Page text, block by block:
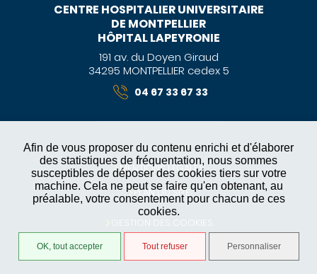
Afin de vous proposer du contenu enrichi et d'élaborer
des statistiques de fréquentation, nous sommes
susceptibles de déposer des cookies tiers sur votre
machine. Cela ne peut se faire qu'en obtenant, au
préalable, votre consentement pour chacun de ces
cookies.
OK, tout accepter Tout refuser Personnaliser
CENTRE HOSPITALIER UNIVERSITAIRE
DE MONTPELLIER
HÔPITAL LAPEYRONIE
191 av. du Doyen Giraud
34295 MONTPELLIER cedex 5
04 67 33 67 33
MENTIONS LÉGALES
PLAN DU SITE
GESTION DES COOKIES